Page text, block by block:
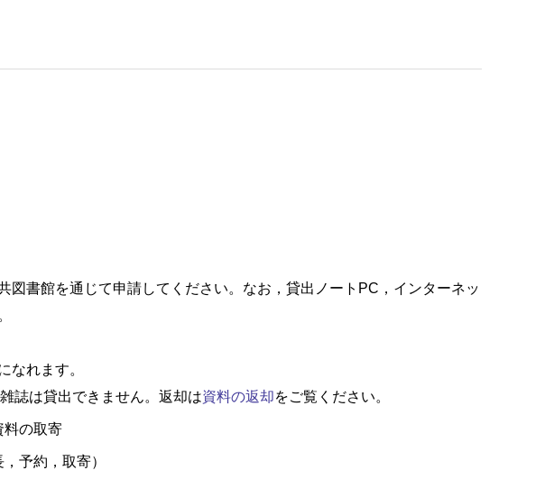
図書館を通じて申請してください。なお，貸出ノートPC，インターネッ
なれます。
誌は貸出できません。返却は資料の返却をご覧ください。
料の取寄
予約，取寄）